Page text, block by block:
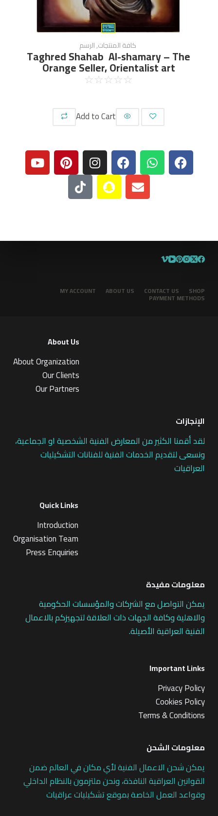
كافة المنتجات,الرسم
Taghred Shahab Al-shamary – The
Orange Seller, Orientalist art
☆
☆
☆
☆
☆
Add to Cart
SHOP
CONTACT US
ABOUT US
MY ACCOUNT
PAYMENT METHODS
About Us
About Organization
Our Clients
Our Partners
الإنجازات
لقد أقمنا الكثير من المعارض الفنية الشخصية او الجماعية،
ونسعى لتقديم الخدمات الفنية للفنانات التشكيليات
العراقيات
Quick Links
Introduction
Organisation Team
Press Enquiries
معلومات مفيدة
يمكن التواصل مع الشركات والمؤسسات الحكومية
والاهلية وكافة الجهات ذات العلاقة لتجهيزكم بالاعمال
الفنية العراقية الأصيلة.
Important Links
Privacy Policy
Cookies Policy
Terms & Conditions
معلومات الشحن
يمكن شحن الاعمال الفنية لأي مكان في العالم ضمن
القوانين العراقية النافذة، ونحن ملتزمون بالنظام الداخلي
وقواعد العمل الخاصة بموقع تشكيليات عراقيات